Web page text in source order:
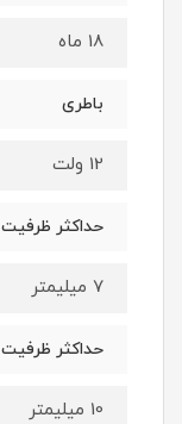
18 ماه
باطری
12 ولت
حداکثر
7 میلیمتر
حداکثر
10 میلیمتر